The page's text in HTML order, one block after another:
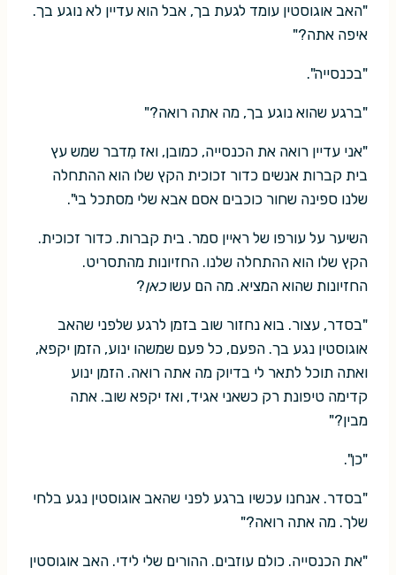
"האב אוגוסטין עומד לגעת בך, אבל הוא עדיין לא נוגע בך.
איפה אתה?"
"בכנסייה".
"ברגע שהוא נוגע בך, מה אתה רואה?"
"אני עדיין רואה את הכנסייה, כמובן, ואז מִדבר שמש עץ
בית קברות אנשים כדור זכוכית הקץ שלו הוא ההתחלה
שלנו ספינה שחור כוכבים אסם אבא שלי מסתכל בי".
השיער על עורפו של ראיין סמר. בית קברות. כדור זכוכית.
הקץ שלו הוא ההתחלה שלנו. החזיונות מהתסריט.
החזיונות שהוא המציא. מה הם עשוכאן?
"בסדר, עצור. בוא נחזור שוב בזמן לרגע שלפני שהאב
אוגוסטין נגע בך. הפעם, כל פעם שמשהו ינוע, הזמן יקפא,
ואתה תוכל לתאר לי בדיוק מה אתה רואה. הזמן ינוע
קדימה טיפונת רק כשאני אגיד, ואז יקפא שוב. אתה
מבין?"
"כן".
"בסדר. אנחנו עכשיו ברגע לפני שהאב אוגוסטין נגע בלחי
שלך. מה אתה רואה?"
"את הכנסייה. כולם עוזבים. ההורים שלי לידי. האב אוגוסטין